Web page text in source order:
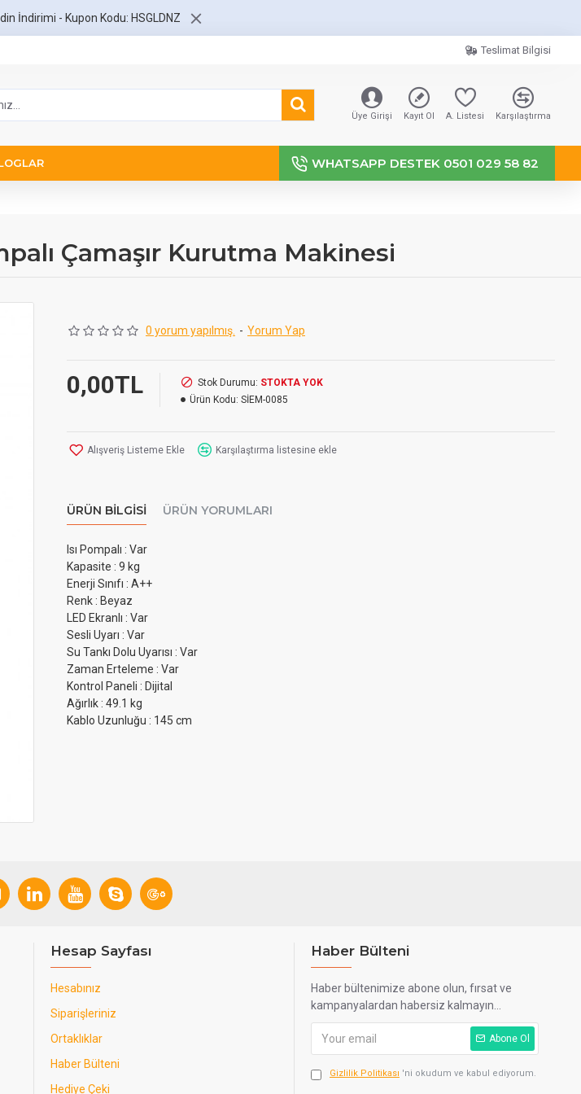
İndirimi - Kupon Kodu: HSGLDNZ
Teslimat Bilgisi
Üye Girişi Kayıt Ol A. Listesi Karşılaştırma
WHATSAPP DESTEK 0501 029 58 82
Çamaşır Kurutma Makinesi
0 yorum yapılmış. - Yorum Yap
0,00TL Stok Durumu: STOKTA YOK
Ürün Kodu: SİEM-0085
Alışveriş Listeme Ekle Karşılaştırma listesine ekle
ÜRÜN BILGISI ÜRÜN YORUMLARI
Isı Pompalı : Var
Kapasite : 9 kg
Enerji Sınıfı : A++
Renk : Beyaz
LED Ekranlı : Var
Sesli Uyarı : Var
Su Tankı Dolu Uyarısı : Var
Zaman Erteleme : Var
Kontrol Paneli : Dijital
Ağırlık : 49.1 kg
Kablo Uzunluğu : 145 cm
Hesap Sayfası
Hesabınız
Siparişleriniz
Ortaklıklar
Haber Bülteni
Hediye Çeki
Haber Bülteni
Haber bültenimize abone olun, fırsat ve
kampanyalardan habersiz kalmayın...
Abone Ol
Gizlilik Politikası 'ni okudum ve kabul ediyorum.